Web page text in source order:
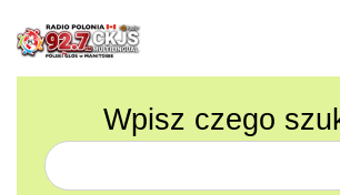
Wpisz czego